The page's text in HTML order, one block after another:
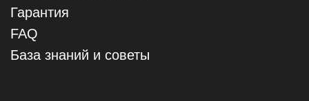
Гарантия
FAQ
База знаний и советы